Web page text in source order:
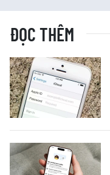
ĐỌC THÊM